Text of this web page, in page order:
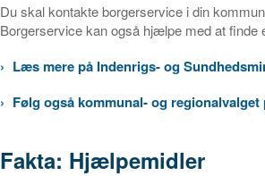
Du skal kontakte borgerservice i din
Borgerservice kan også hjælpe med at finde
Læs mere på Indenrigs- og
Følg også kommunal- og regionalvalget
Fakta: Hjælpemidler